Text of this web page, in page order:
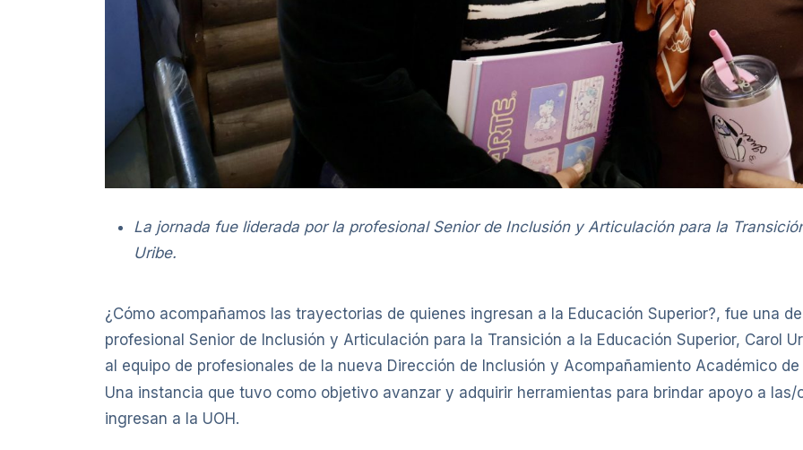
La jornada fue liderada por la profesional Senior de Inclusión y Articulación para la
Uribe.
¿Cómo acompañamos las trayectorias de quienes ingresan a la Educación Superior?, fue una
profesional Senior de Inclusión y Articulación para la Transición a la Educación Superior, Carol
al equipo de profesionales de la nueva Dirección de Inclusión y Acompañamiento Académico de
Una instancia que tuvo como objetivo avanzar y adquirir herramientas para brindar apoyo a
ingresan a la UOH.